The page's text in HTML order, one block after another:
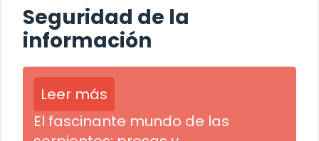
Seguridad de la
información
Leer más
El fascinante mundo de las